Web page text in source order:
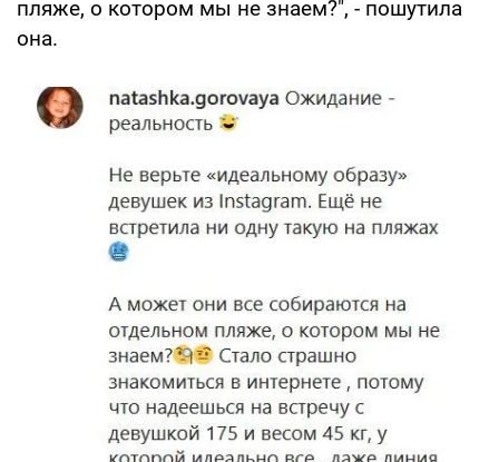
пляже, о котором мы не знаем?", - пошутила
она.